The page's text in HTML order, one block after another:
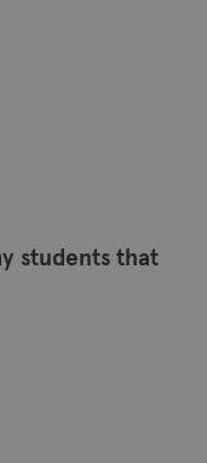
students that